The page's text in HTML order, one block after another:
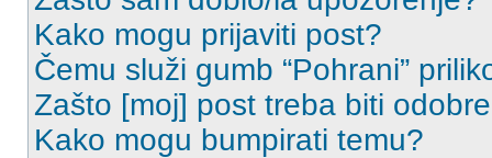
Kako mogu prijaviti post?
Čemu služi gumb “Pohrani”
Zašto [moj] post treba biti
Kako mogu bumpirati temu?